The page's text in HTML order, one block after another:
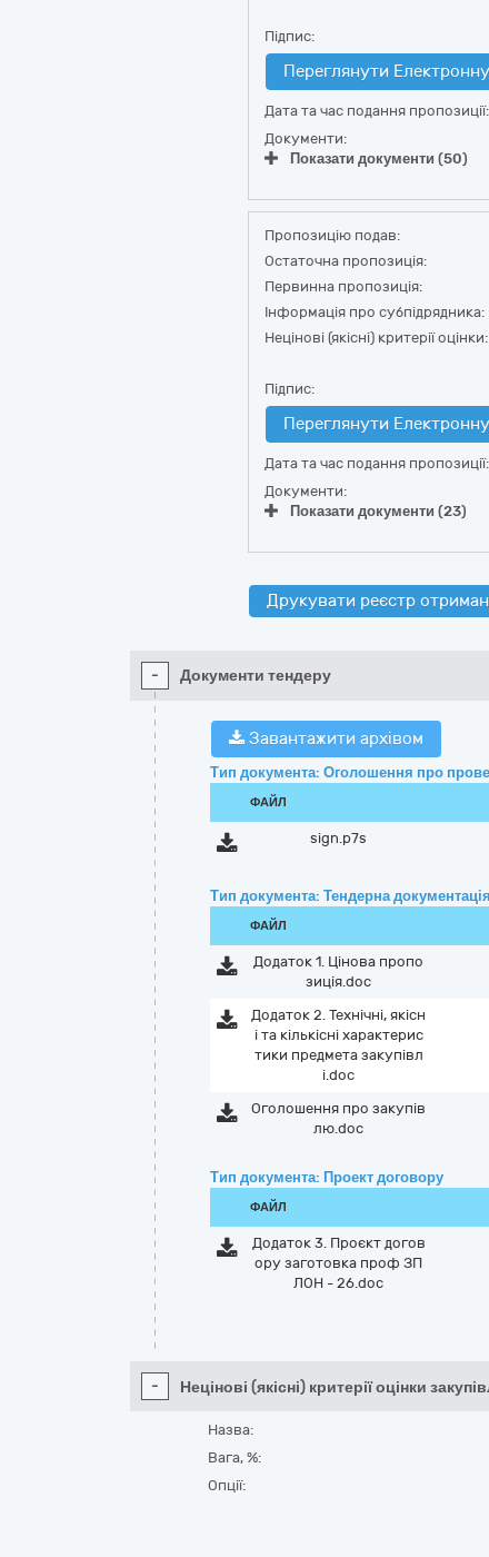
Підпис:
Переглянути
Дата та час подання пропозиції:
Документи:
Показати документи (50)
Пропозицію подав:
Остаточна пропозиція:
Первинна пропозиція:
Інформація про субпідрядника:
Нецінові (якісні) критерії оцінки:
Підпис:
Переглянути
Дата та час подання пропозиції:
Документи:
Показати документи (23)
Друкувати реєстр
- Документи тендеру
Завантажити архівом
Тип документа: Оголошення про
ФАЙЛ
sign.p7s
Тип документа: Тендерна документація
ФАЙЛ
Додаток 1. Цінова пропо
зиція.doc
Додаток 2. Технічні, якісн
і та кількісні характерис
тики предмета закупівл
і.doc
Оголошення про закупів
лю.doc
Тип документа: Проект договору
ФАЙЛ
Додаток 3. Проєкт догов
ору заготовка проф ЗП
ЛОН - 26.doc
- Нецінові (якісні) критерії оцінки
Назва:
Вага, %:
Опції: